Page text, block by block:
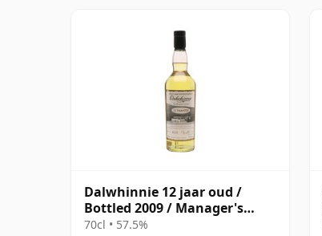
Dalwhinnie 12 jaar oud /
Bottled 2009 / Manager's
Dram
70cl • 57.5%